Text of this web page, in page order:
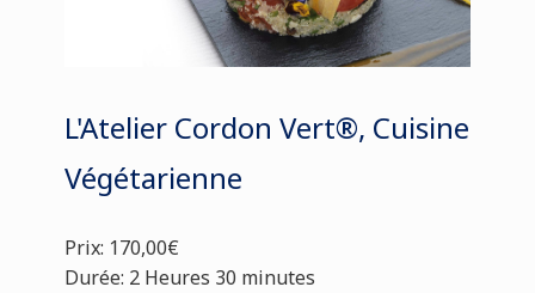
L'Atelier Cordon Vert®, Cuisine
Végétarienne
Prix: 170,00€
Durée: 2 Heures 30 minutes